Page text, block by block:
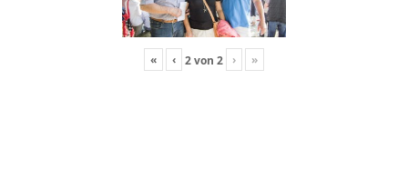
« ‹ 2von 2 › »